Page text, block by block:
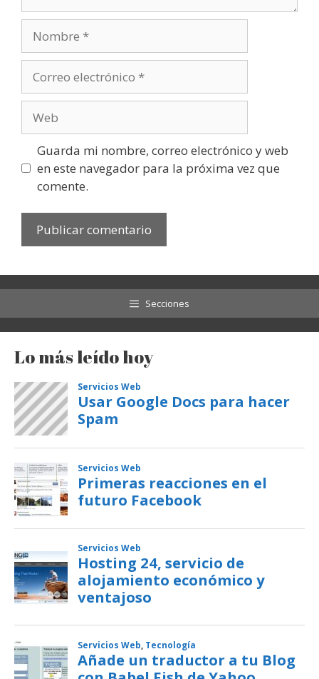
electrónico
Guarda mi nombre, correo electrónico y web
en este navegador para la próxima vez que
comente.
Secciones
Lo más leído hoy